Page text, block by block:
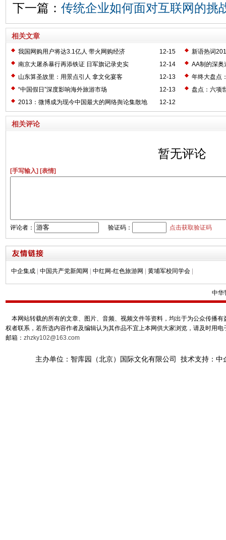
下一篇： 传统企业如何面对互联网的挑
相关文章
12-15
我国网购用户将达3.1亿人 带火网购经济
新语热词
12-14
南京大屠杀暴行再添铁证 日军旗记录史实
AA制的深奥
12-13
山东算圣故里：用景点引人 拿文化宴客
年终大盘点
12-13
“中国假日”深度影响海外旅游市场
盘点：六项
12-12
2013：微博成为现今中国最大的网络舆论集散地
相关评论
暂无评论
[手写输入] [表情]
评论者： 验证码： 点击获取验证码
中企集成 | 中国共产党新闻网 | 中红网-红色旅游网 | 黄埔军校同学会 |
中华
本网站转载的所有的文章、图片、音频、视频文件等资料，均出于为公众传播
权者联系，若所选内容作者及编辑认为其作品不宜上本网供大家浏览，请及时用
邮箱： zhzky102@163.com
主办单位：智库园（北京）国际文化有限公司 技术支持：